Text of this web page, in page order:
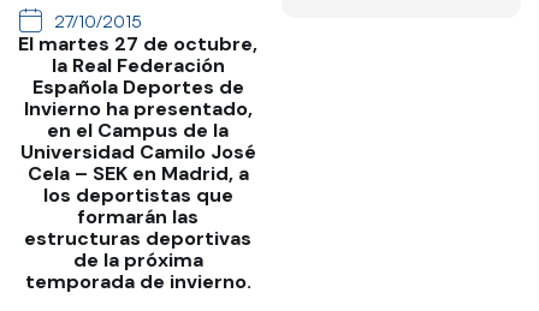
27/10/2015
El martes 27 de octubre,
la Real Federación
Española Deportes de
Invierno ha presentado,
en el Campus de la
Universidad Camilo José
Cela – SEK en Madrid, a
los deportistas que
formarán las
estructuras deportivas
de la próxima
temporada de invierno.